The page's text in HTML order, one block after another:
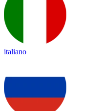
italiano